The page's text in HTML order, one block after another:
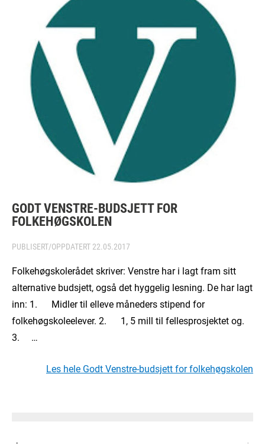
GODT VENSTRE-BUDSJETT FOR
FOLKEHØGSKOLEN
PUBLISERT/OPPDATERT 22.05.2017
Folkehøgskolerådet skriver: Venstre har i lagt fram sitt
alternative budsjett, også det hyggelig lesning. De har lagt
inn: 1. Midler til elleve måneders stipend for
folkehøgskoleelever. 2. 1, 5 mill til fellesprosjektet og.
3. …
Les hele Godt Venstre-budsjett for folkehøgskolen